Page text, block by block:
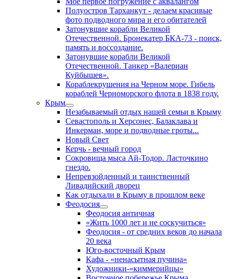
Полуостров Тарханкут - делаем красивые
фото подводного мира и его обитателей
Затонувшие корабли Великой
Отечественной. Бронекатер БКА-73 - поиск,
память и воссоздание.
Затонувшие корабли Великой
Отечественной. Танкер «Валериан
Куйбышев».
Кораблекрушения на Черном море. Гибель
кораблей Черноморского флота в 1838 году.
Крым
Незабываемый отдых нашей семьи в Крыму
Севастополь и Херсонес, Балаклава и
Инкерман, море и подводные гроты...
Новый Свет
Керчь - вечный город
Сокровища мыса Ай-Тодор. Ласточкино
гнездо.
Непревзойденный и таинственный
Ливадийский дворец
Как отдыхали в Крыму в прошлом веке
Феодосия
Феодосия античная
«Жить 1000 лет и не соскучиться»
Феодосия - от средних веков до начала
20 века
Юго-восточный Крым
Кафа - «ненасытная пучина»
Художники-«киммерийцы»